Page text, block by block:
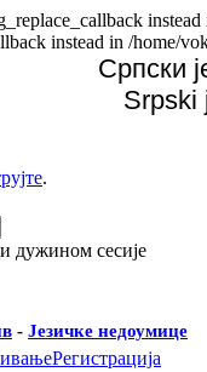
instead in /
Српски
Srpski
.
дужином сесије
- Језичке недоумице
Регистрација